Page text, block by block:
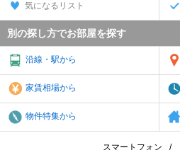
気になるリスト
別の探し方でお部屋を探す
沿線・駅から
家賃相場から
物件特集から
スマートフォン